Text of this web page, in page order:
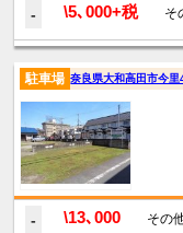
- \5､000+税 そ
駐車場 奈良県大和高田市今
- \13､000 その